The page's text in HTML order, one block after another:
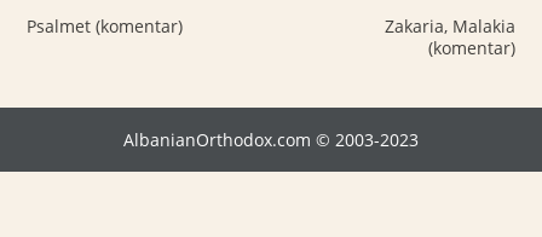
Psalmet (komentar)
Zakaria, Malakia
(komentar)
AlbanianOrthodox.com © 2003-2023